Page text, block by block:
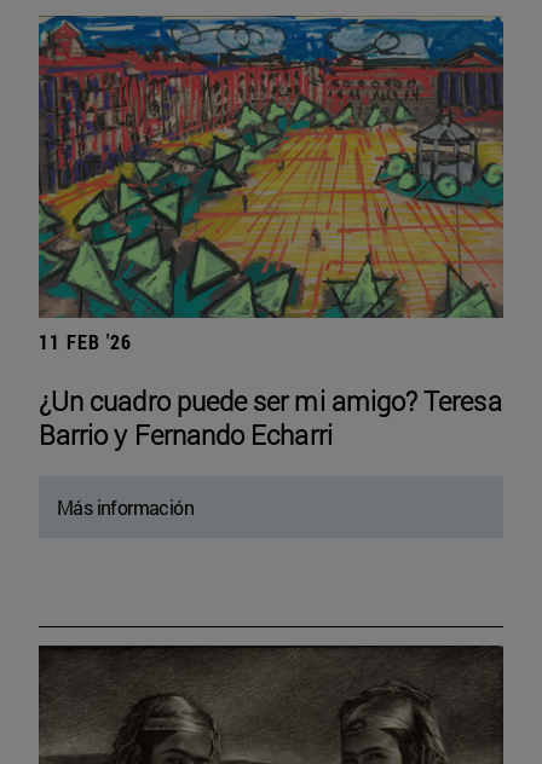
11 FEB '26
¿Un cuadro puede ser mi amigo? Teresa
Barrio y Fernando Echarri
Más información